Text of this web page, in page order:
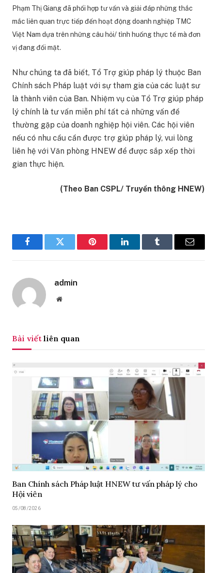
Phạm Thị Giang đã phối hợp tư vấn và giải đáp những thắc
mắc liên quan trực tiếp đến hoạt động doanh nghiệp TMC
Việt Nam dựa trên những câu hỏi/ tình huống thực tế mà đơn
vị đang đối mặt.
Như chúng ta đã biết, Tổ Trợ giúp pháp lý thuộc Ban
Chính sách Pháp luật với sự tham gia của các luật sư
là thành viên của Ban. Nhiệm vụ của Tổ Trợ giúp pháp
lý chính là tư vấn miễn phí tất cả những vấn đề
thường gặp của doanh nghiệp hội viên. Các hội viên
nếu có nhu cầu cần được trợ giúp pháp lý, vui lòng
liên hệ với Văn phòng HNEW để được sắp xếp thời
gian thực hiện.
(Theo Ban CSPL/ Truyền thông HNEW)
FacebookTwitter Pinterest LinkedInTumblr Email
admin
Website
Bài viết liên quan
Ban Chính sách Pháp luật HNEW tư vấn pháp lý cho
Hội viên
05/08/2026